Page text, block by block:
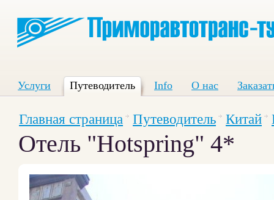
Услуги Путеводитель Info О нас
Главная страница Путеводитель Китай
Отель "Hotspring" 4*